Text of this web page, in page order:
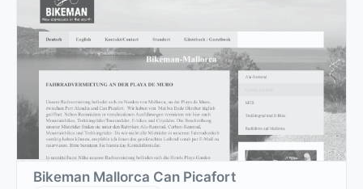
Bikeman Mallorca Can Picafort